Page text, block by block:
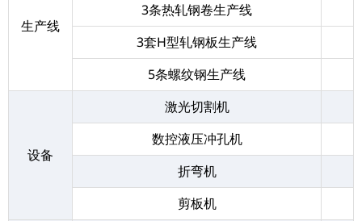
生产线
3条热轧钢卷生产线
3套H型轧钢板生产线
5条螺纹钢生产线
设备
激光切割机
数控液压冲孔机
折弯机
剪板机